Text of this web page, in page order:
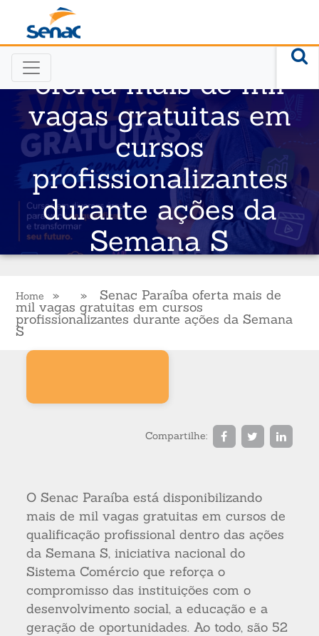
Senac Paraíba
oferta mais de mil
vagas gratuitas em
cursos
profissionalizantes
durante ações da
Semana S
Home » » Senac Paraíba oferta mais de
mil vagas gratuitas em cursos
profissionalizantes durante ações da Semana
S
Compartilhe:
O Senac Paraíba está disponibilizando
mais de mil vagas gratuitas em cursos de
qualificação profissional dentro das ações
da Semana S, iniciativa nacional do
Sistema Comércio que reforça o
compromisso das instituições com o
desenvolvimento social, a educação e a
geração de oportunidades. Ao todo, são 52